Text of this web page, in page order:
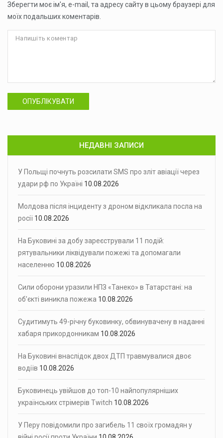
Зберегти моє ім'я, e-mail, та адресу сайту в цьому браузері для
моїх подальших коментарів.
ОПУБЛІКУВАТИ
НЕДАВНІ ЗАПИСИ
У Польщі почнуть розсилати SMS про зліт авіації через
удари рф по Україні 10.08.2026
Молдова після інциденту з дроном відкликала посла на
росії 10.08.2026
На Буковині за добу зареєстрували 11 подій:
рятувальники ліквідували пожежі та допомагали
населенню 10.08.2026
Сили оборони уразили НПЗ «Танеко» в Татарстані: на
об’єкті виникла пожежа 10.08.2026
Судитимуть 49-річну буковинку, обвинувачену в наданні
хабаря прикордонникам 10.08.2026
На Буковині внаслідок двох ДТП травмувалися двоє
водіїв 10.08.2026
Буковинець увійшов до топ-10 найпопулярніших
українських стрімерів Twitch 10.08.2026
У Перу повідомили про загибель 11 своїх громадян у